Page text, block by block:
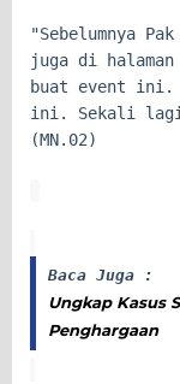
"Sebelumnya
juga di
buat event ini.
ini. Sekali lagi
(MN.02)
Baca Juga :
Ungkap Kasus
Penghargaan